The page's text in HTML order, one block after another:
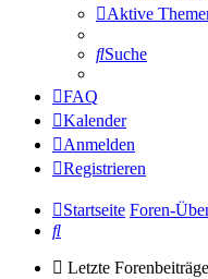
Aktive
Suche
FAQ
Kalender
Anmelden
Registrieren
Startseite Foren-
Suche
Letzte Forenbeiträge